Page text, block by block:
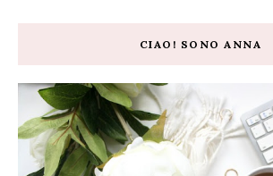
CIAO! SONO ANNA